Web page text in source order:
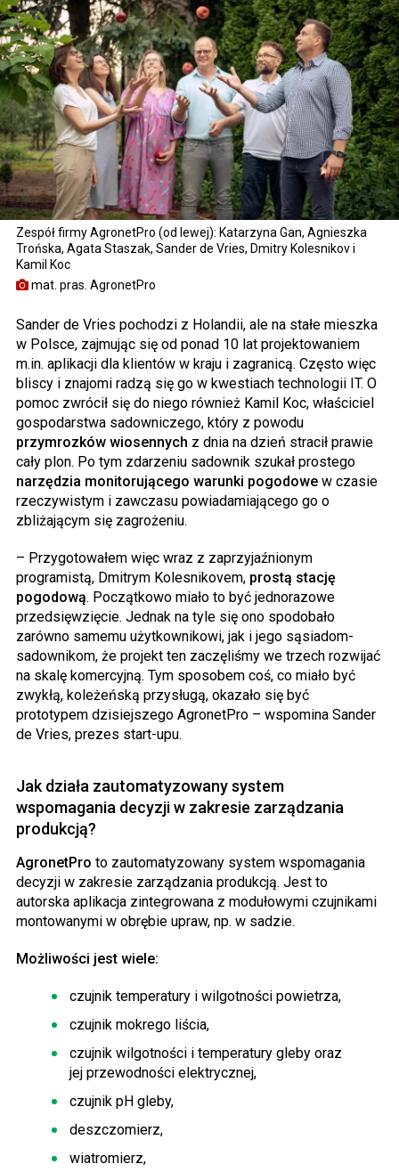
Zespół firmy AgronetPro (od lewej): Katarzyna Gan, Agnieszka
Trońska, Agata Staszak, Sander de Vries, Dmitry Kolesnikov i
Kamil Koc
mat. pras. AgronetPro
Sander de Vries pochodzi z Holandii, ale na stałe mieszka
w Polsce, zajmując się od ponad 10 lat projektowaniem
m.in. aplikacji dla klientów w kraju i zagranicą. Często więc
bliscy i znajomi radzą się go w kwestiach technologii IT. O
pomoc zwrócił się do niego również Kamil Koc, właściciel
gospodarstwa sadowniczego, który z powodu
przymrozków wiosennych z dnia na dzień stracił prawie
cały plon. Po tym zdarzeniu sadownik szukał prostego
narzędzia monitorującego warunki pogodowe w czasie
rzeczywistym i zawczasu powiadamiającego go o
zbliżającym się zagrożeniu.
– Przygotowałem więc wraz z zaprzyjaźnionym
programistą, Dmitrym Kolesnikovem, prostą stację
pogodową. Początkowo miało to być jednorazowe
przedsięwzięcie. Jednak na tyle się ono spodobało
zarówno samemu użytkownikowi, jak i jego sąsiadom-
sadownikom, że projekt ten zaczęliśmy we trzech rozwijać
na skalę komercyjną. Tym sposobem coś, co miało być
zwykłą, koleżeńską przysługą, okazało się być
prototypem dzisiejszego AgronetPro – wspomina Sander
de Vries, prezes start-upu.
Jak działa zautomatyzowany system
wspomagania decyzji w zakresie zarządzania
produkcją?
AgronetPro to zautomatyzowany system wspomagania
decyzji w zakresie zarządzania produkcją. Jest to
autorska aplikacja zintegrowana z modułowymi czujnikami
montowanymi w obrębie upraw, np. w sadzie.
Możliwości jest wiele:
czujnik temperatury i wilgotności powietrza,
czujnik mokrego liścia,
czujnik wilgotności i temperatury gleby oraz
jej przewodności elektrycznej,
czujnik pH gleby,
deszczomierz,
wiatromierz,